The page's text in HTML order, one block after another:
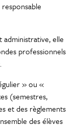
administrative, elle
professionnels
» ou «
(semestres,
et des règlements
des élèves